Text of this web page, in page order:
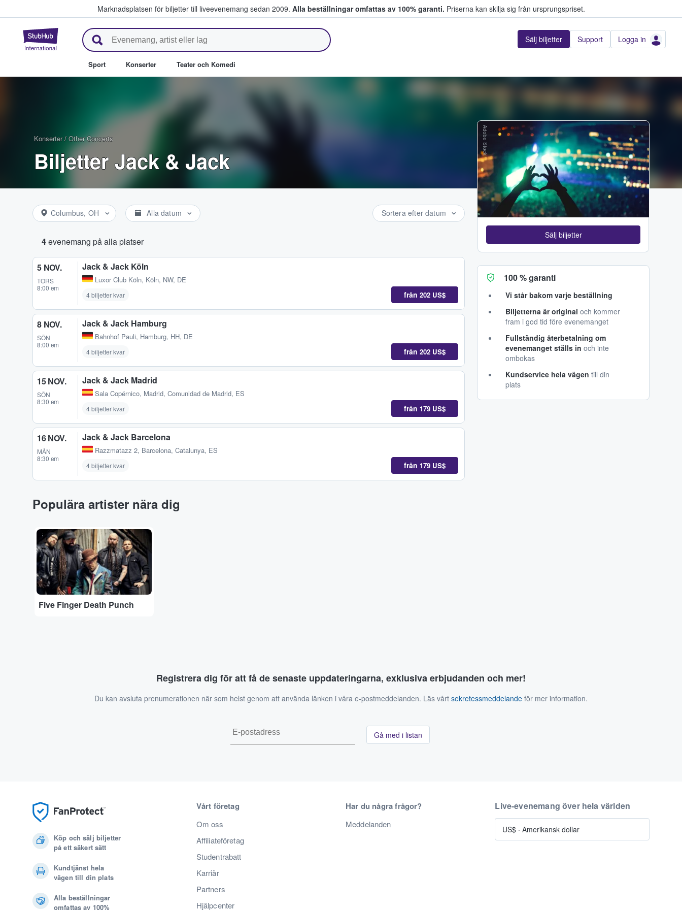
Marknadsplatsen för biljetter till liveevenemang sedan 2009. Alla beställningar omfattas av 100% garanti. Priserna kan skilja sig från ursprungspriset.
StubHub – där fans köper och säljer biljetter. Sälj biljetter Support Logga in
Sport Konserter Teater och Komedi
Konserter / Other Concerts
Biljetter Jack & Jack
Columbus, OH Alla datum Sortera efter datum
4evenemang på alla platser
5 NOV.
TORS
8:00 em
Jack & Jack Köln
Luxor Club Köln, Köln, NW, DE
4 biljetter kvar från 202 US$
8 NOV.
SÖN
8:00 em
Jack & Jack Hamburg
Bahnhof Pauli, Hamburg, HH, DE
4 biljetter kvar från 202 US$
15 NOV.
SÖN
8:30 em
Jack & Jack Madrid
Sala Copérnico, Madrid, Comunidad de Madrid, ES
4 biljetter kvar från 179 US$
16 NOV.
MÅN
8:30 em
Jack & Jack Barcelona
Razzmatazz 2, Barcelona, Catalunya, ES
4 biljetter kvar från 179 US$
Adobe Stock
Sälj biljetter
100 % garanti
Vi står bakom varje beställning
Biljetterna är original och kommer
fram i god tid före evenemanget
Fullständig återbetalning om
evenemanget ställs in och inte
ombokas
Kundservice hela vägen till din
plats
Populära artister nära dig
...
Five Finger Death Punch
Registrera dig för att få de senaste uppdateringarna, exklusiva erbjudanden och mer!
Du kan avsluta prenumerationen när som helst genom att använda länken i våra e-postmeddelanden. Läs vårt sekretessmeddelande för mer information.
Gå med i listan
Köp och sälj biljetter
på ett säkert sätt
Kundtjänst hela
vägen till din plats
Alla beställningar
omfattas av 100%
Vårt företag
Om oss
Affiliateföretag
Studentrabatt
Karriär
Partners
Hjälpcenter
Har du några frågor?
Meddelanden
Live-evenemang över hela världen
US$ ·Amerikansk dollar